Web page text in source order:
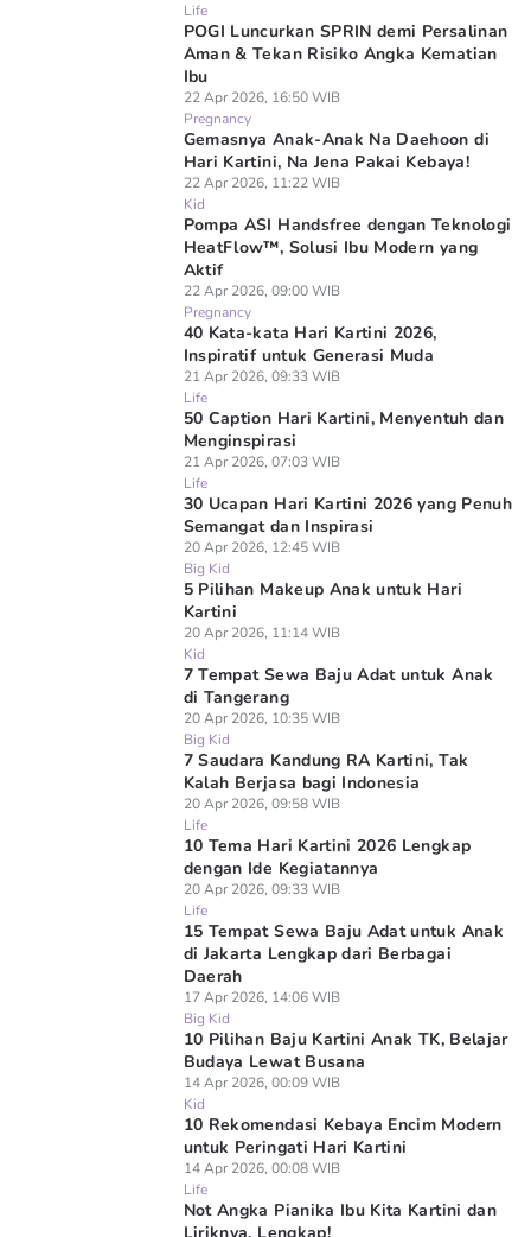
Life
POGI Luncurkan SPRIN demi Persalinan
Aman & Tekan Risiko Angka Kematian
Ibu
22 Apr 2026, 16:50 WIB
Pregnancy
Gemasnya Anak-Anak Na Daehoon di
Hari Kartini, Na Jena Pakai Kebaya!
22 Apr 2026, 11:22 WIB
Kid
Pompa ASI Handsfree dengan Teknologi
HeatFlow™, Solusi Ibu Modern yang
Aktif
22 Apr 2026, 09:00 WIB
Pregnancy
40 Kata-kata Hari Kartini 2026,
Inspiratif untuk Generasi Muda
21 Apr 2026, 09:33 WIB
Life
50 Caption Hari Kartini, Menyentuh dan
Menginspirasi
21 Apr 2026, 07:03 WIB
Life
30 Ucapan Hari Kartini 2026 yang Penuh
Semangat dan Inspirasi
20 Apr 2026, 12:45 WIB
Big Kid
5 Pilihan Makeup Anak untuk Hari
Kartini
20 Apr 2026, 11:14 WIB
Kid
7 Tempat Sewa Baju Adat untuk Anak
di Tangerang
20 Apr 2026, 10:35 WIB
Big Kid
7 Saudara Kandung RA Kartini, Tak
Kalah Berjasa bagi Indonesia
20 Apr 2026, 09:58 WIB
Life
10 Tema Hari Kartini 2026 Lengkap
dengan Ide Kegiatannya
20 Apr 2026, 09:33 WIB
Life
15 Tempat Sewa Baju Adat untuk Anak
di Jakarta Lengkap dari Berbagai
Daerah
17 Apr 2026, 14:06 WIB
Big Kid
10 Pilihan Baju Kartini Anak TK, Belajar
Budaya Lewat Busana
14 Apr 2026, 00:09 WIB
Kid
10 Rekomendasi Kebaya Encim Modern
untuk Peringati Hari Kartini
14 Apr 2026, 00:08 WIB
Life
Not Angka Pianika Ibu Kita Kartini dan